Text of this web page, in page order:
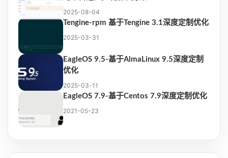
2025-08-04
Tengine-rpm 基于Tengine 3.1深度定制优化
2025-03-31
EagleOS 9.5-基于AlmaLinux 9.5深度定制
优化
2025-03-11
EagleOS 7.9-基于Centos 7.9深度定制优化
2021-05-23